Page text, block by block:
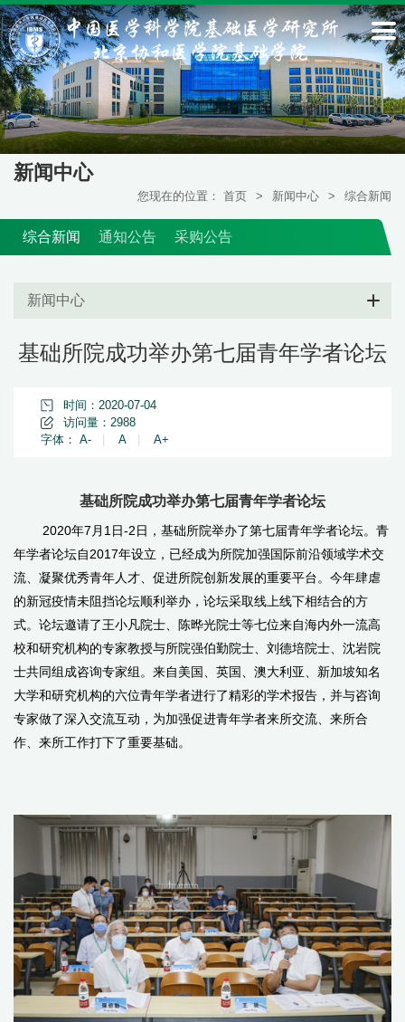
新闻中心
您现在的位置： 首页 > 新闻中心 > 综合新闻
综合新闻 通知公告 采购公告
新闻中心
基础所院成功举办第七届青年学者论坛
时间：2020-07-04
访问量： 2988
字体： A- A A+
基础所院成功举办第七届青年学者论坛
2020年7月1日-2日，基础所院举办了第七届青年学者论坛。青
年学者论坛自2017年设立，已经成为所院加强国际前沿领域学术交
流、凝聚优秀青年人才、促进所院创新发展的重要平台。今年肆虐
的新冠疫情未阻挡论坛顺利举办，论坛采取线上线下相结合的方
式。论坛邀请了王小凡院士、陈晔光院士等七位来自海内外一流高
校和研究机构的专家教授与所院强伯勤院士、刘德培院士、沈岩院
士共同组成咨询专家组。来自美国、英国、澳大利亚、新加坡知名
大学和研究机构的六位青年学者进行了精彩的学术报告，并与咨询
专家做了深入交流互动，为加强促进青年学者来所交流、来所合
作、来所工作打下了重要基础。